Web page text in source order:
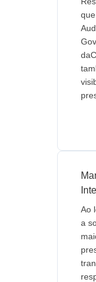
Ao
a